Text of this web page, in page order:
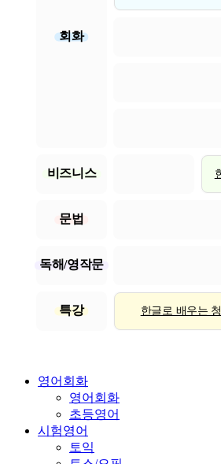
회화
비즈니스
문법
독해/영작문
특강 한글로 배우는
영어회화
영어회화
초등영어
시험영어
토익